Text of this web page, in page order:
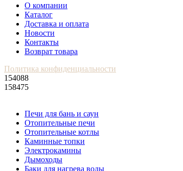
О компании
Каталог
Доставка и оплата
Новости
Контакты
Возврат товара
Политика конфиденциальности
154088
158475
Печи для бань и саун
Отопительные печи
Отопительные котлы
Каминные топки
Электрокамины
Дымоходы
Баки для нагрева воды